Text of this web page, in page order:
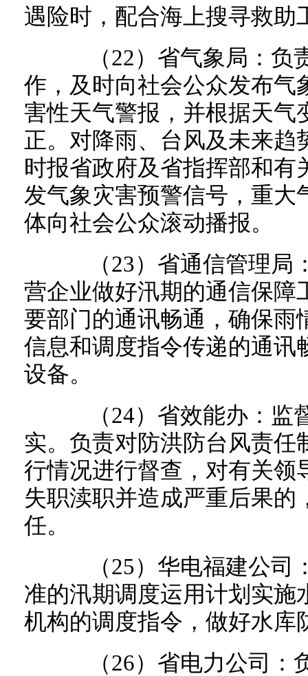
遇险时，配合海上搜寻救助
（22）省气象局：负
作，及时向社会公众发布气
害性天气警报，并根据天气
正。对降雨、台风及未来趋
时报省政府及省指挥部和有
发气象灾害预警信号，重大
体向社会公众滚动播报。
（23）省通信管理局
营企业做好汛期的通信保障
要部门的通讯畅通，确保雨
信息和调度指令传递的通讯
设备。
（24）省效能办：监
实。负责对防洪防台风责任
行情况进行督查，对有关领
失职渎职并造成严重后果的
任。
（25）华电福建公司
准的汛期调度运用计划实施
机构的调度指令，做好水库
（26）省电力公司：